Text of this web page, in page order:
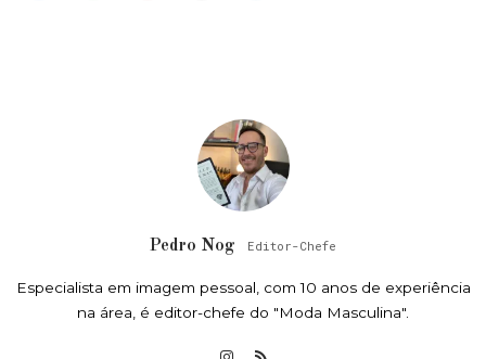
Pedro Nog Editor-Chefe
Especialista em imagem pessoal, com 10 anos de experiência
na área, é editor-chefe do "Moda Masculina".